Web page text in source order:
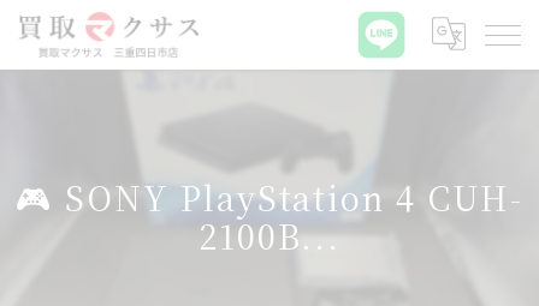
🎮 SONY PlayStation 4 CUH-
2100B...